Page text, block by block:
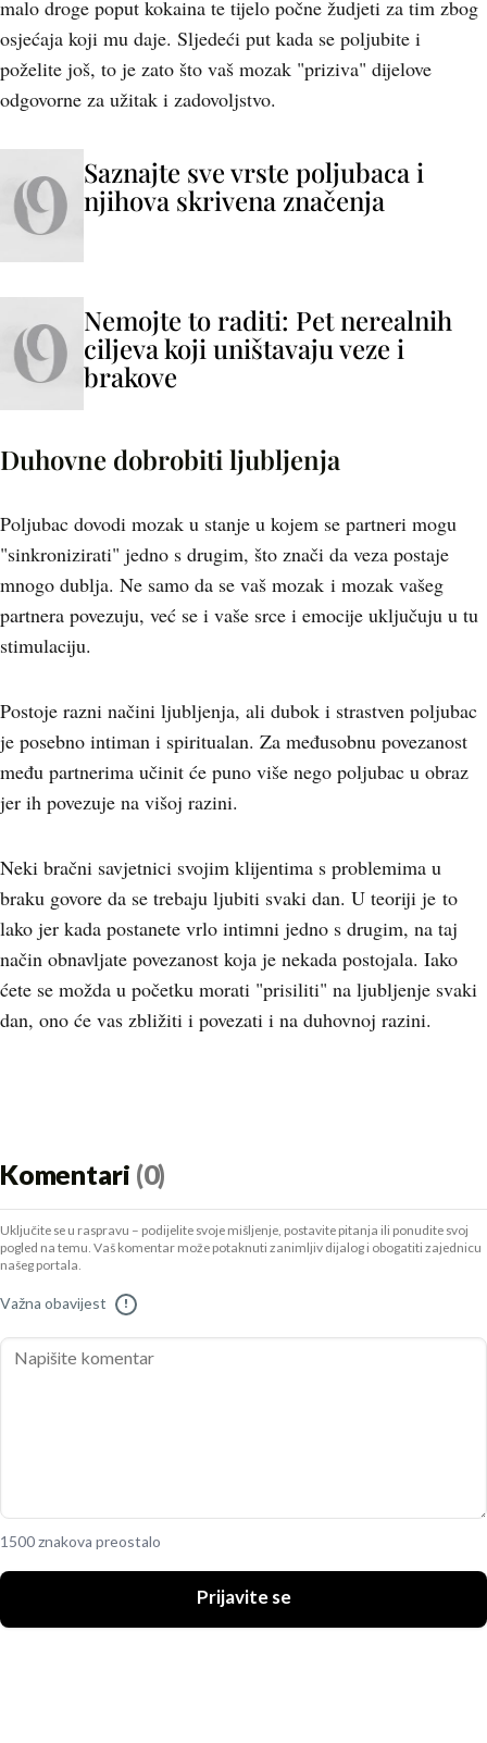
malo droge poput kokaina te tijelo počne žudjeti za tim zbog
osjećaja koji mu daje. Sljedeći put kada se poljubite i
poželite još, to je zato što vaš mozak "priziva" dijelove
odgovorne za užitak i zadovoljstvo.
Saznajte sve vrste poljubaca i
njihova skrivena značenja
Nemojte to raditi: Pet nerealnih
ciljeva koji uništavaju veze i
brakove
Duhovne dobrobiti ljubljenja
Poljubac dovodi mozak u stanje u kojem se partneri mogu
"sinkronizirati" jedno s drugim, što znači da veza postaje
mnogo dublja. Ne samo da se vaš mozak i mozak vašeg
partnera povezuju, već se i vaše srce i emocije uključuju u tu
stimulaciju.
Postoje razni načini ljubljenja, ali dubok i strastven poljubac
je posebno intiman i spiritualan. Za međusobnu povezanost
među partnerima učinit će puno više nego poljubac u obraz
jer ih povezuje na višoj razini.
Neki bračni savjetnici svojim klijentima s problemima u
braku govore da se trebaju ljubiti svaki dan. U teoriji je to
lako jer kada postanete vrlo intimni jedno s drugim, na taj
način obnavljate povezanost koja je nekada postojala. Iako
ćete se možda u početku morati "prisiliti" na ljubljenje svaki
dan, ono će vas zbližiti i povezati i na duhovnoj razini.
Komentari (0)
Uključite se u raspravu – podijelite svoje mišljenje, postavite pitanja ili ponudite svoj
pogled na temu. Vaš komentar može potaknuti zanimljiv dijalog i obogatiti zajednicu
našeg portala.
Važna obavijest !
1500 znakova preostalo
Prijavite se